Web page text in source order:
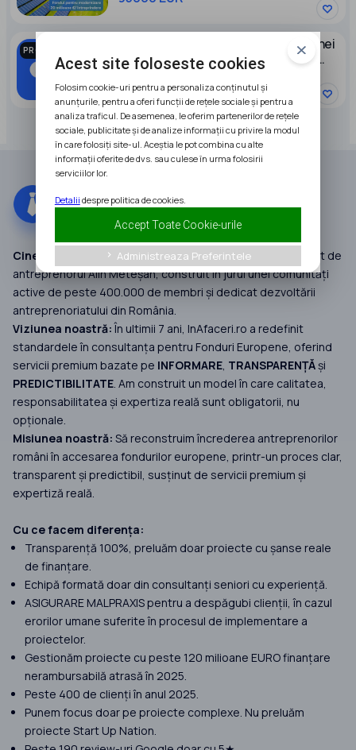
PROMOVAT
afaceri in domeniul stocarii energiei
electrice
Cine suntem:
InAfaceri.ro este un grup de companii fondat de
antreprenorul Alin Meteșan, construit în jurul unei comunități
active de peste 400.000 de membri și dedicat dezvoltării
antreprenoriatului din România.
Viziunea noastră:În ultimii 7 ani, InAfaceri.ro a redefinit
standardele în consultanța pentru Fonduri Europene, oferind
servicii premium bazate pe INFORMARE, TRANSPARENȚĂși
PREDICTIBILITATE. Am construit un model în care calitatea,
responsabilitatea și expertiza reală sunt obligatorii, nu
opționale.
Misiunea noastră: Să reconstruim încrederea antreprenorilor
români în accesarea fondurilor europene, printr-un proces clar,
transparent și predictibil, susținut de servicii premium și
expertiză reală.
Cu ce facem diferența:
Transparență 100%, preluăm doar proiecte cu șanse reale
de finanțare.
Echipă formată doar din consultanți seniori cu experiență.
ASIGURARE MALPRAXIS pentru a despăgubi clienții, în cazul
erorilor umane suferite în procesul de implementare a
proiectelor.
Gestionăm proiecte cu peste 120 milioane EURO finanțare
nerambursabilă atrasă în 2025.
Peste 400 de clienți în anul 2025.
Punem focus doar pe proiecte complexe. Nu preluăm
proiecte Start Up Nation.
Acest site foloseste cookies
Folosim cookie-uri pentru a personaliza conținutul și
anunțurile, pentru a oferi funcții de rețele sociale și pentru a
analiza traficul. De asemenea, le oferim partenerilor de rețele
sociale, publicitate și de analize informații cu privire la modul
în care folosiți site-ul. Aceștia le pot combina cu alte
informații oferite de dvs. sau culese în urma folosirii
serviciilor lor.
Detalii despre politica de cookies.
Accept Toate Cookie-urile
keyboard_arrow_right Administreaza Preferintele